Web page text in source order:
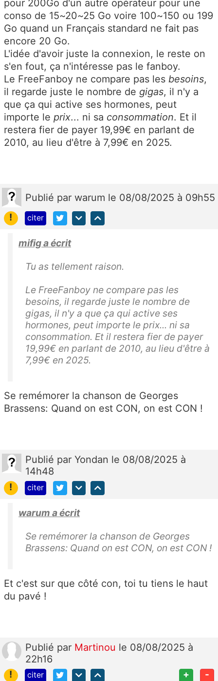
pour 200Go d'un autre opérateur pour une
conso de 15~20~25 Go voire 100~150 ou 199
Go quand un Français standard ne fait pas
encore 20 Go.
L'idée d'avoir juste la connexion, le reste on
s'en fout, ça n'intéresse pas le fanboy.
Le FreeFanboy ne compare pas les besoins,
il regarde juste le nombre de gigas, il n'y a
que ça qui active ses hormones, peut
importe le prix... ni sa consommation. Et il
restera fier de payer 19,99€ en parlant de
2010, au lieu d'être à 7,99€ en 2025.
Publié par warum le 08/08/2025 à 09h55
!
citer
mifig a écrit
Tu as tellement raison.
Le FreeFanboy ne compare pas les
besoins, il regarde juste le nombre de
gigas, il n'y a que ça qui active ses
hormones, peut importe le prix... ni sa
consommation. Et il restera fier de payer
19,99€ en parlant de 2010, au lieu d'être à
7,99€ en 2025.
Se remémorer la chanson de Georges
Brassens: Quand on est CON, on est CON !
Publié par Yondan le 08/08/2025 à
14h48
!
citer
warum a écrit
Se remémorer la chanson de Georges
Brassens: Quand on est CON, on est CON !
Et c'est sur que côté con, toi tu tiens le haut
du pavé !
Publié par Martinou le 08/08/2025 à
22h16
!
citer + -